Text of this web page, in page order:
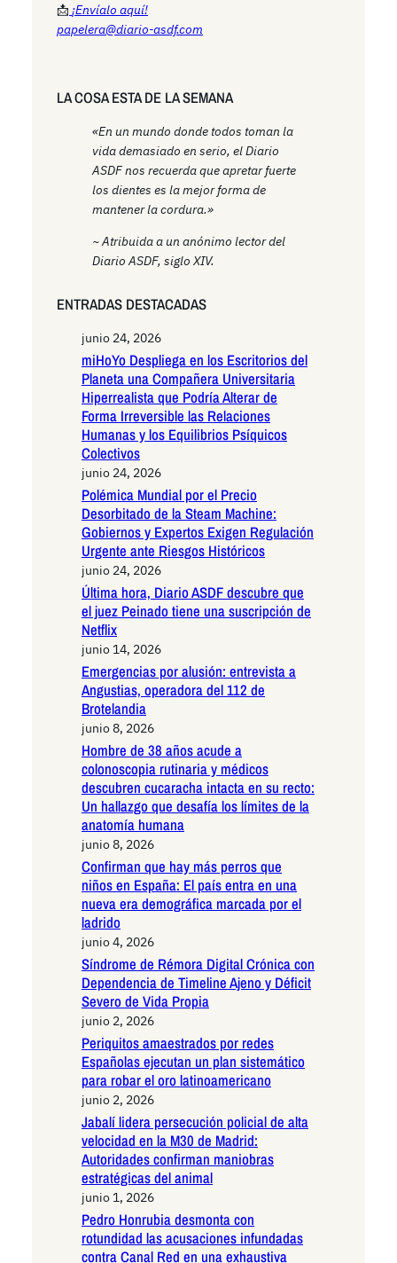
📩 ¡Envíalo aquí!
papelera@diario-asdf.com
LA COSA ESTA DE LA SEMANA
«En un mundo donde todos toman la
vida demasiado en serio, el Diario
ASDF nos recuerda que apretar fuerte
los dientes es la mejor forma de
mantener la cordura.»
~ Atribuida a un anónimo lector del
Diario ASDF, siglo XIV.
ENTRADAS DESTACADAS
junio 24, 2026
miHoYo Despliega en los Escritorios del
Planeta una Compañera Universitaria
Hiperrealista que Podría Alterar de
Forma Irreversible las Relaciones
Humanas y los Equilibrios Psíquicos
Colectivos
junio 24, 2026
Polémica Mundial por el Precio
Desorbitado de la Steam Machine:
Gobiernos y Expertos Exigen Regulación
Urgente ante Riesgos Históricos
junio 24, 2026
Última hora, Diario ASDF descubre que
el juez Peinado tiene una suscripción de
Netflix
junio 14, 2026
Emergencias por alusión: entrevista a
Angustias, operadora del 112 de
Brotelandia
junio 8, 2026
Hombre de 38 años acude a
colonoscopia rutinaria y médicos
descubren cucaracha intacta en su recto:
Un hallazgo que desafía los límites de la
anatomía humana
junio 8, 2026
Confirman que hay más perros que
niños en España: El país entra en una
nueva era demográfica marcada por el
ladrido
junio 4, 2026
Síndrome de Rémora Digital Crónica con
Dependencia de Timeline Ajeno y Déficit
Severo de Vida Propia
junio 2, 2026
Periquitos amaestrados por redes
Españolas ejecutan un plan sistemático
para robar el oro latinoamericano
junio 2, 2026
Jabalí lidera persecución policial de alta
velocidad en la M30 de Madrid:
Autoridades confirman maniobras
estratégicas del animal
junio 1, 2026
Pedro Honrubia desmonta con
rotundidad las acusaciones infundadas
contra Canal Red en una exhaustiva